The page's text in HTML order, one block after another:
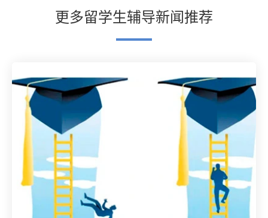
更多留学生辅导新闻推荐